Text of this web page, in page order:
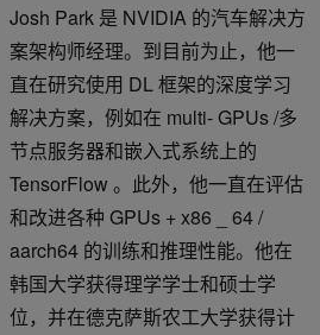
Josh Park 是 NVIDIA 的汽车解决方
案架构师经理。到目前为止，他一
直在研究使用 DL 框架的深度学习
解决方案，例如在 multi- GPUs /多
节点服务器和嵌入式系统上的
TensorFlow 。此外，他一直在评估
和改进各种 GPUs + x86 _ 64 /
aarch64 的训练和推理性能。他在
韩国大学获得理学学士和硕士学
位，并在德克萨斯农工大学获得计